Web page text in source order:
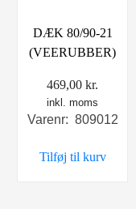
DÆK 80/90-21
(VEERUBBER)
469,00kr.
inkl. moms
Varenr: 809012
Tilføj til kurv